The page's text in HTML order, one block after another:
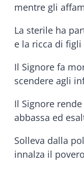
mentre gli
La sterile ha
e la ricca di
Il Signore fa
scendere agli
Il Signore
abbassa ed
Solleva dalla
innalza il